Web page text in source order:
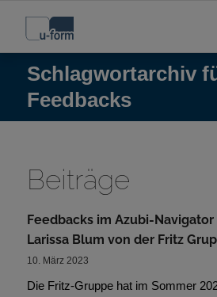
Schlagwortarchiv
Feedbacks
Beiträge
Feedbacks im Azubi-
Larissa Blum von der Fritz
10. März 2023
Die Fritz-Gruppe hat im Sommer